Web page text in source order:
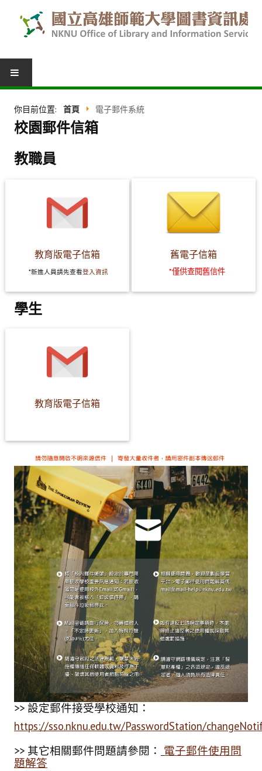
我的圖書館
借閱紀錄
館際合作
表單下載
活動報名
常見問題
資訊服務
校園網路
網路資訊安全
無線網路
校園郵件信箱
校園軟體
校園授權軟體
常用自由軟體/免費軟體
AI 應用/檢測工具
Google Workspace教育版
Microsoft 365 教育版
論文研究服務
電子期刊與資料庫
掠奪性期刊查詢
論文系統
EndNote 書目管理
Symskan華藝文獻相似度檢測服務
你目前位置: 首頁 電子郵件系統
校園郵件信箱
教職員
教育版電子信箱
*新進人員請先查看登入資訊
舊電子信箱
*僅供查閱舊信件
學生
教育版電子信箱
>> 設定郵件接受學校通知：
https://sso.nknu.edu.tw/PasswordStation/
>> 其它相關郵件問題請參閱： 電子郵件使用問
題解答